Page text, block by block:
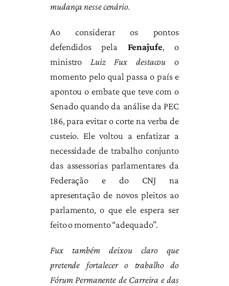
mudança nesse cenário.
Ao considerar os pontos
defendidos pela Fenajufe, o
ministro Luiz Fux destacou o
momento pelo qual passa o país e
apontou o embate que teve com o
Senado quando da análise da PEC
186, para evitar o corte na verba de
custeio. Ele voltou a enfatizar a
necessidade de trabalho conjunto
das assessorias parlamentares da
Federação e do CNJ na
apresentação de novos pleitos ao
parlamento, o que ele espera ser
feito o momento “adequado”.
Fux também deixou claro que
pretende fortalecer o trabalho do
Fórum Permanente de Carreira e das